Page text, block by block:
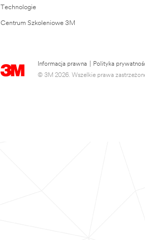
Technologie
Centrum Szkoleniowe 3M
Informacja prawna Polityka
© 3M 2026. Wszelkie prawa